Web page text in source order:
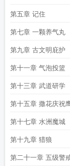
第五章 记住
第七章 一颗养气丸
第九章 古文明庇护
第十一章 气泡投篮
第十三章 武道研学
第十五章 撒花庆祝
第十七章 水洲魔城
第十九章 猎狼
第二十一章 五级警